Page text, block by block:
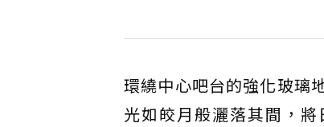
環繞中心吧台的強化玻璃
光如皎月般灑落其間，